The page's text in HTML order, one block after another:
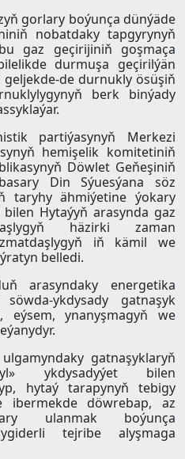
gorlary boýunça dünýäde
nobatdaky tapgyrynyň
gaz geçirijiniň goşmaça
durmuşa geçirilýän
de durnukly ösüşiň
berk binýady
partiýasynyň Merkezi
hemişelik komitetiniň
Döwlet Geňeşiniň
Din Sýuesýana söz
taryhy ähmiýetine ýokary
Hytaýyň arasynda gaz
häzirki zaman
iň kämil we
belledi.
arasyndaky energetika
ykdysady gatnaşyk
eýsem, ynanyşmagyň we
gatnaşyklaryň
ykdysadyýet bilen
hytaý tarapynyň tebigy
ibermekde döwrebap, az
ulanmak boýunça
tejribe alyşmaga